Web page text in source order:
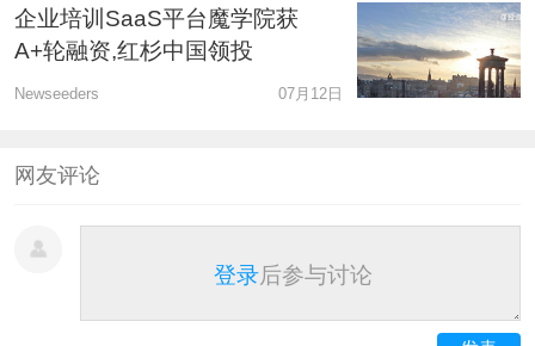
企业培训SaaS平台魔学院获
A+轮融资,红杉中国领投
Newseeders 07月12日
网友评论
登录后参与讨论